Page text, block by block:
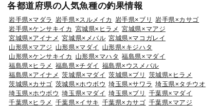
各都道府県の人気魚種の釣果情報
岩手県×マダラ 岩手県×スルメイカ 岩手県×ブリ
岩手県×カサゴ
岩手県×ケンサキイカ 宮城県×ヒラメ 宮城県×マアジ
宮城県×アイナメ 宮城県×メバル 宮城県×マコガレイ
山形県×マアジ 山形県×マダイ
山形県×キジハタ
山形県×ケンサキイカ
山形県×マハタ 福島県×マダイ
福島県×ヒラメ 福島県×チダイ 福島県×ウスメバル
福島県×アイナメ 茨城県×マダイ 茨城県×ブリ
茨城県×ヒラメ
茨城県×カサゴ 茨城県×ホウボウ 埼玉県×サワラ 埼玉県×タチウオ
埼玉県×ホウボウ 埼玉県×マダイ 埼玉県×ブリ
千葉県×マダイ
千葉県×ヒラメ 千葉県×イサキ 千葉県×カサゴ 千葉県×マアジ